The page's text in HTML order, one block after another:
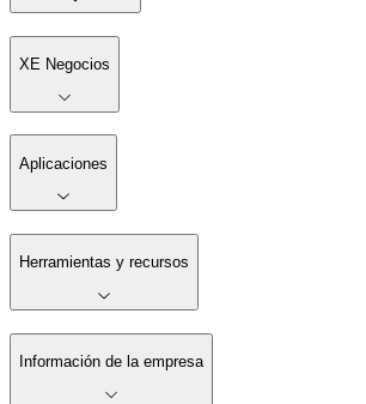
XE Negocios
Aplicaciones
Herramientas y recursos
Información de la empresa